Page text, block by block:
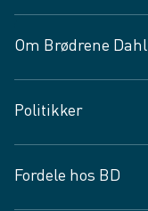
Om Brødrene Dahl
Vagttelefon 30 10 89 89
Spørgsmål og svar
Job og karriere
Politikker
Privatlivspolitik
Fordele hos BD